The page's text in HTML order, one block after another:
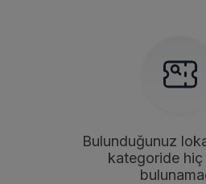
Bulunduğunuz
kategoride